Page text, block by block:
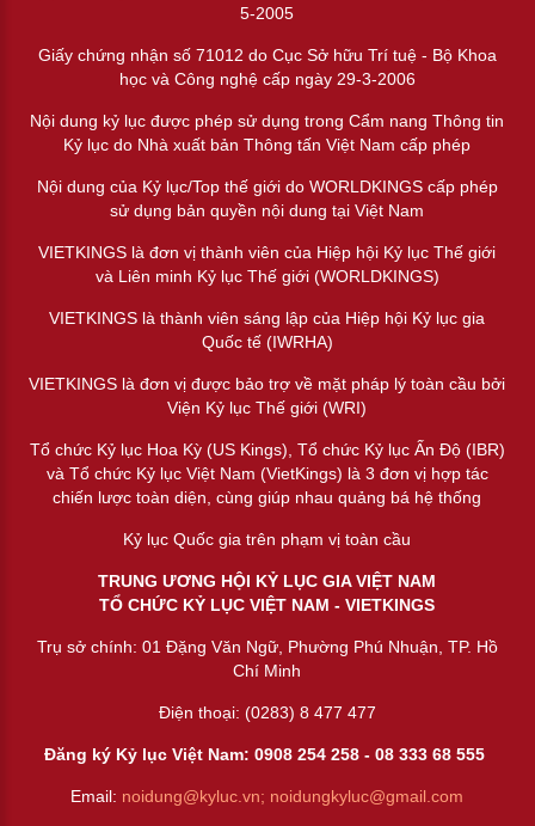
5-2005
Giấy chứng nhận số 71012 do Cục Sở hữu Trí tuệ - Bộ Khoa
học và Công nghệ cấp ngày 29-3-2006
Nội dung kỷ lục được phép sử dụng trong Cẩm nang Thông tin
Kỷ lục do Nhà xuất bản Thông tấn Việt Nam cấp phép
Nội dung của Kỷ lục/Top thế giới do WORLDKINGS cấp phép
sử dụng bản quyền nội dung tại Việt Nam
VIETKINGS là đơn vị thành viên của Hiệp hội Kỷ lục Thế giới
và Liên minh Kỷ lục Thế giới (WORLDKINGS)
VIETKINGS là thành viên sáng lập của Hiệp hội Kỷ lục gia
Quốc tế (IWRHA)
VIETKINGS là đơn vị được bảo trợ về mặt pháp lý toàn cầu bởi
Viện Kỷ lục Thế giới (WRI)
Tổ chức Kỷ lục Hoa Kỳ (US Kings), Tổ chức Kỷ lục Ấn Độ (IBR)
và Tổ chức Kỷ lục Việt Nam (VietKings) là 3 đơn vị hợp tác
chiến lược toàn diện, cùng giúp nhau quảng bá hệ thống
Kỷ lục Quốc gia trên phạm vị toàn cầu
TRUNG ƯƠNG HỘI KỶ LỤC GIA VIỆT NAM
TỔ CHỨC KỶ LỤC VIỆT NAM - VIETKINGS
Trụ sở chính: 01 Đặng Văn Ngữ, Phường Phú Nhuận, TP. Hồ
Chí Minh
Điện thoại: (0283) 8 477 477
Đăng ký Kỷ lục Việt Nam: 0908 254 258 -08 333 68 555
Email: noidung@kyluc.vn; noidungkyluc@gmail.com